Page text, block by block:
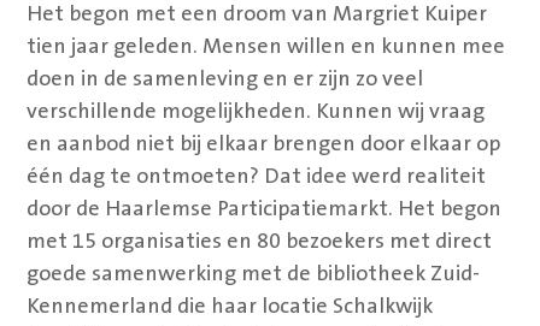
Het begon met een droom van Margriet Kuiper
tien jaar geleden. Mensen willen en kunnen mee
doen in de samenleving en er zijn zo veel
verschillende mogelijkheden. Kunnen wij vraag
en aanbod niet bij elkaar brengen door elkaar op
één dag te ontmoeten? Dat idee werd realiteit
door de Haarlemse Participatiemarkt. Het begon
met 15 organisaties en 80 bezoekers met direct
goede samenwerking met de bibliotheek Zuid-
Kennemerland die haar locatie Schalkwijk